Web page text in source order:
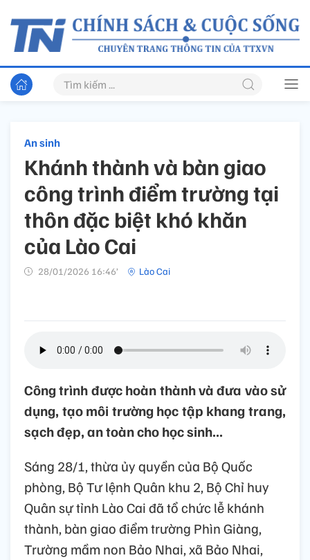
An sinh
Khánh thành và bàn giao
công trình điểm trường tại
thôn đặc biệt khó khăn
của Lào Cai
28/01/2026 16:46’ Lào Cai
Công trình được hoàn thành và đưa vào sử
dụng, tạo môi trường học tập khang trang,
sạch đẹp, an toàn cho học sinh...
Sáng 28/1, thừa ủy quyền của Bộ Quốc
phòng, Bộ Tư lệnh Quân khu 2, Bộ Chỉ huy
Quân sự tỉnh Lào Cai đã tổ chức lễ khánh
thành, bàn giao điểm trường Phìn Giàng,
Trường mầm non Bảo Nhai, xã Bảo Nhai,